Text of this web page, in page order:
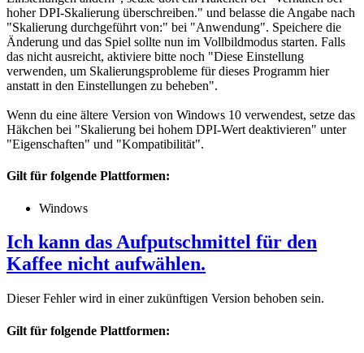
hoher DPI-Skalierung überschreiben." und belasse die Angabe nach
"Skalierung durchgeführt von:" bei "Anwendung". Speichere die
Änderung und das Spiel sollte nun im Vollbildmodus starten. Falls
das nicht ausreicht, aktiviere bitte noch "Diese Einstellung
verwenden, um Skalierungsprobleme für dieses Programm hier
anstatt in den Einstellungen zu beheben".
Wenn du eine ältere Version von Windows 10 verwendest, setze das
Häkchen bei "Skalierung bei hohem DPI-Wert deaktivieren" unter
"Eigenschaften" und "Kompatibilität".
Gilt für folgende Plattformen:
Windows
Ich kann das Aufputschmittel für den
Kaffee nicht aufwählen.
Dieser Fehler wird in einer zukünftigen Version behoben sein.
Gilt für folgende Plattformen: